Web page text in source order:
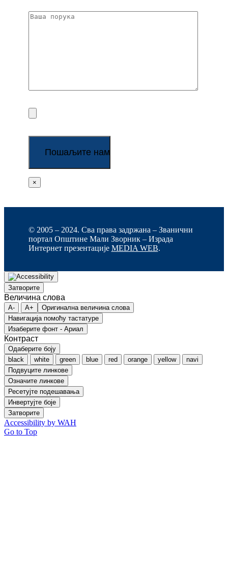
×
© 2005 – 2024. Сва права задржана – Званични
портал Општине Мали Зворник – Израда
Интернет презентације MEDIA WEB.
Затворите
Величина слова
A- A+
Оригинална величина слова
Навигација помоћу тастатуре
Изаберите фонт - Ариал
Контраст
Одаберите боју
black
white green blue red orange yellow
navi
Подвуците линкове
Означите линкове
Ресетујте подешавања
Инвертујте боје
Затворите
Accessibility by WAH
Go to Top